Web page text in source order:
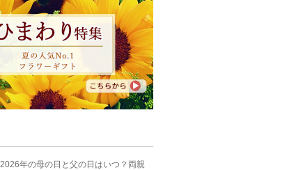
2026年の母の日と父の日はいつ？両親